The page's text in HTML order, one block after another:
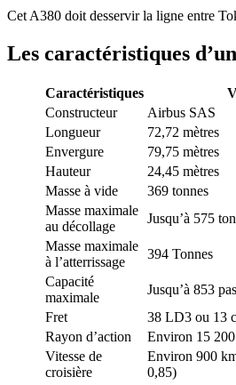
Cet A380 doit desservir la ligne entre
Les caractéristiques
Caractéristiques
Constructeur
Airbus SAS
Longueur
72,72 mètres
Envergure
79,75 mètres
Hauteur
24,45 mètres
Masse à vide
369 tonnes
Masse maximale
au décollage
Jusqu’à 575
Masse maximale
à l’atterrissage
394 Tonnes
Capacité
maximale
Jusqu’à 853
Fret
38 LD3 ou 13
Rayon d’action
Environ 15
Vitesse de
croisière
Environ 900
0,85)